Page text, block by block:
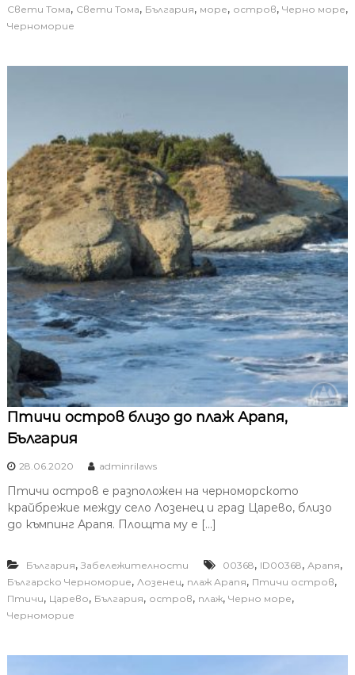
Свети Тома, Свети Тома, България, море, остров, Черно море,
Черноморие
Птичи остров близо до плаж Арапя,
България
28.06.2020 adminrilaws
Птичи остров е разположен на черноморското
крайбрежие между село Лозенец и град Царево, близо
до къмпинг Арапя. Площта му е […]
България, Забележителности 00368, ID00368, Арапя,
Българско Черноморие, Лозенец, плаж Арапя, Птичи остров,
Птичи, Царево, България, остров, плаж, Черно море,
Черноморие